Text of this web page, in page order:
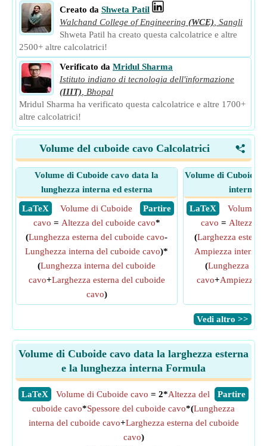
Creato da Shweta Patil
Walchand College of Engineering (WCE) Sangli
Shweta Patil ha creato questa calcolatrice e altre
2500+ altre calcolatrici!
Verificato da Mridul Sharma
Istituto indiano di tecnologia dell'informazione
(IIIT)
Bhopal
Mridul Sharma ha verificato questa calcolatrice e altre 1700+
altre calcolatrici!
<
Volume del cuboide cavo Calcolatrici
Volume di Cuboide cavo data la
lunghezza interna ed esterna
​ LaTeX
​ Partire
Volume di Cuboide
cavo = Altezza del cuboide cavo*
(Lunghezza esterna del cuboide cavo-
Lunghezza interna del cuboide cavo)*
(Lunghezza interna del cuboide
cavo+Larghezza esterna del cuboide
cavo)
Volume di Cuboide
interna
​ LaTeX
Volume
cavo = Altezza
(Larghezza
Ampiezza interna
(Lunghezza
cavo+Ampiezza
​Vedi altro >>
Volume di Cuboide cavo data la larghezza esterna
e la lunghezza interna Formula
​LaTeX ​Partire
Volume di Cuboide cavo = 2*Altezza del
cuboide cavo*Spessore del cuboide cavo*(Lunghezza
interna del cuboide cavo+Larghezza esterna del cuboide
cavo)